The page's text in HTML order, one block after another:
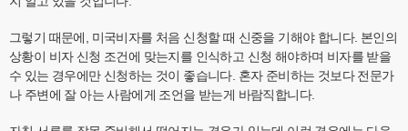
그렇기 때문에, 미국비자를 처음 신청할 때 신중을 기해야 합니다. 본인의
상황이 비자 신청 조건에 맞는지를 인식하고 신청 해야하며 비자를 받을
수 있는 경우에만 신청하는 것이 좋습니다. 혼자 준비하는 것보다 전문가
나 주변에 잘 아는 사람에게 조언을 받는게 바람직합니다.